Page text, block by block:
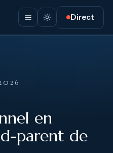
Direct
en
parent de